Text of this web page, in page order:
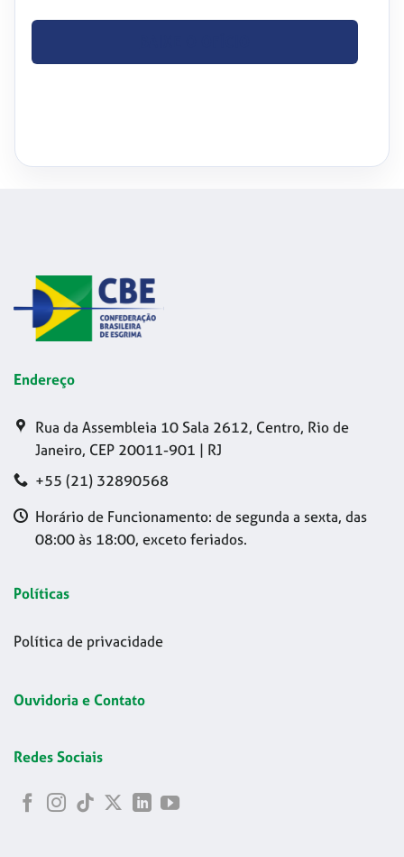
Endereço
Rua da Assembleia 10 Sala 2612, Centro, Rio de
Janeiro, CEP 20011-901 | RJ
+55 (21) 32890568
Horário de Funcionamento: de segunda a sexta, das
08:00 às 18:00, exceto feriados.
Políticas
Política de privacidade
Ouvidoria e Contato
Redes Sociais